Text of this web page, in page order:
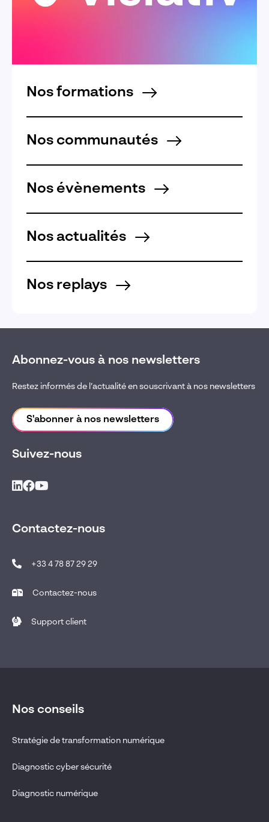
Nos formations
Nos communautés
Nos évènements
Nos actualités
Nos replays
Abonnez-vous à nos newsletters
Restez informés de l’actualité en souscrivant à nos newsletters
S'abonner à nos newsletters
Suivez-nous
Contactez-nous
+33 4 78 87 29 29
Contactez-nous
Support client
Nos conseils
Stratégie de transformation numérique
Diagnostic cyber sécurité
Diagnostic numérique